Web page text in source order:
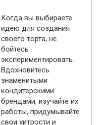
Когда вы выбираете
идею для создания
своего торта, не
бойтесь
экспериментировать.
Вдохновитесь
знаменитыми
кондитерскими
брендами, изучайте их
работы, придумывайте
свои хитрости и